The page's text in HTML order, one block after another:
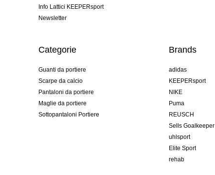
Info Lattici KEEPERsport
Newsletter
Categorie
Guanti da portiere
Scarpe da calcio
Pantaloni da portiere
Maglie da portiere
Sottopantaloni Portiere
Brands
adidas
KEEPERsport
NIKE
Puma
REUSCH
Sells Goalkeeper
uhlsport
Elite Sport
rehab